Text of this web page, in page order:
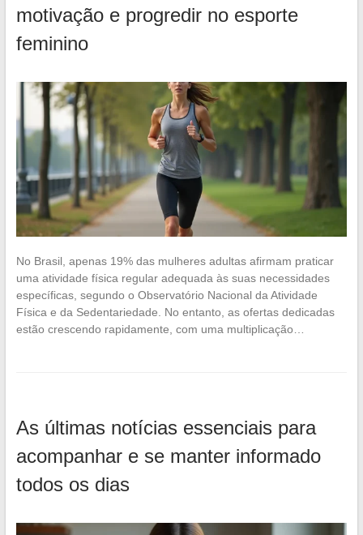
motivação e progredir no esporte
feminino
No Brasil, apenas 19% das mulheres adultas afirmam praticar
uma atividade física regular adequada às suas necessidades
específicas, segundo o Observatório Nacional da Atividade
Física e da Sedentariedade. No entanto, as ofertas dedicadas
estão crescendo rapidamente, com uma multiplicação…
As últimas notícias essenciais para
acompanhar e se manter informado
todos os dias